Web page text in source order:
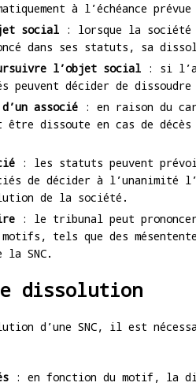
à l’échéance
social : lorsque la
dans ses statuts, sa
l’objet social : si
peuvent décider de
associé : en raison du
être dissoute en cas de décès
: les statuts peuvent
de décider à l’unanimité
de la société.
: le tribunal peut
tels que des
la SNC.
dissolution
d’une SNC, il est
: en fonction du motif, la